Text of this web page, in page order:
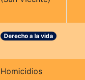
Derecho a la vida
Homicidios